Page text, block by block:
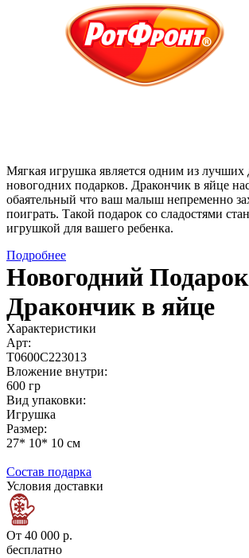
Мягкая игрушка является одним из лучших
новогодних подарков. Дракончик в яйце
обаятельный что ваш малыш непременно
поиграть. Такой подарок со сладостями
игрушкой для вашего ребенка.
Подробнее
Новогодний Подарок
Дракончик в яйце
Характеристики
Арт:
Т0600С223013
Вложение внутри:
600 гр
Вид упаковки:
Игрушка
Размер:
27* 10* 10 см
Состав подарка
Условия доставки
От 40 000 р.
бесплатно